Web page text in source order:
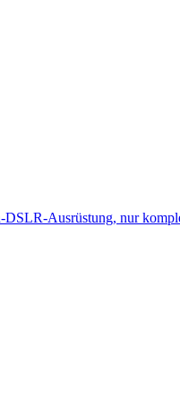
DSLR-Ausrüstung, nur